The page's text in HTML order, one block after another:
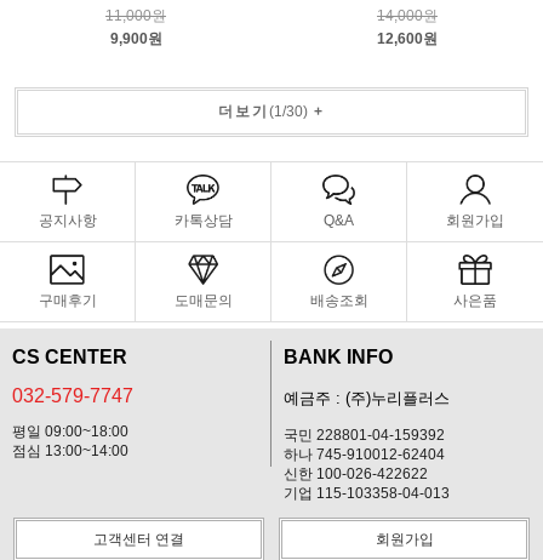
11,000원
9,900원
14,000원
12,600원
더보기 (1/30) +
공지사항 카톡상담 Q&A 회원가입
구매후기 도매문의 배송조회 사은품
CS CENTER
032-579-7747
평일 09:00~18:00
점심 13:00~14:00
BANK INFO
예금주 : (주)누리플러스
국민 228801-04-159392
하나 745-910012-62404
신한 100-026-422622
기업 115-103358-04-013
고객센터 연결 회원가입